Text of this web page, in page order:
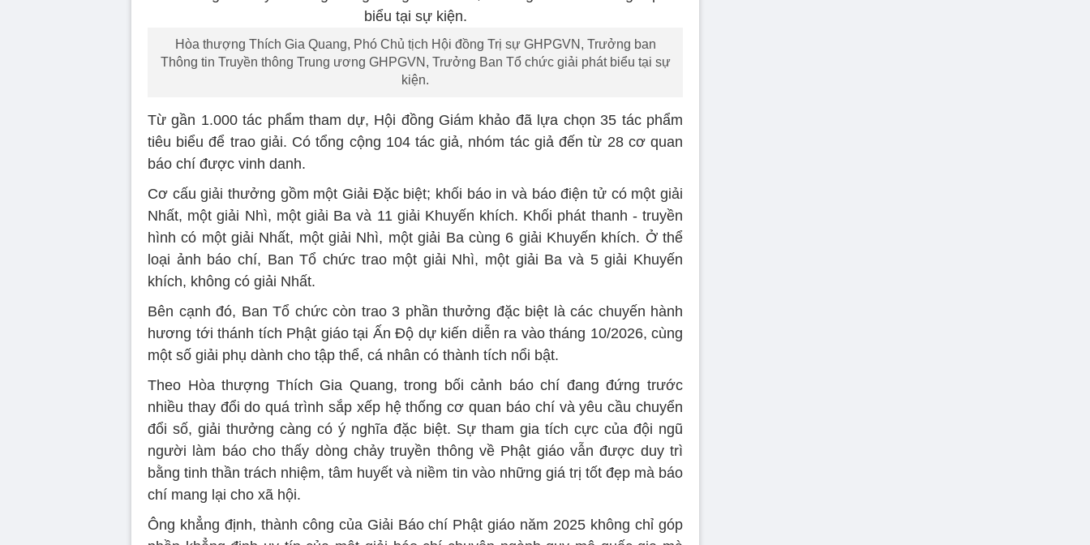
Hòa thượng Thích Gia Quang, Phó Chủ tịch Hội đồng Trị sự GHPGVN, Trưởng ban
Thông tin Truyền thông Trung ương GHPGVN, Trưởng Ban Tổ chức giải phát biểu tại sự
kiện.
Từ gần 1.000 tác phẩm tham dự, Hội đồng Giám khảo đã lựa chọn 35 tác phẩm
tiêu biểu để trao giải. Có tổng cộng 104 tác giả, nhóm tác giả đến từ 28 cơ quan
báo chí được vinh danh.
Cơ cấu giải thưởng gồm một Giải Đặc biệt; khối báo in và báo điện tử có một giải
Nhất, một giải Nhì, một giải Ba và 11 giải Khuyến khích. Khối phát thanh - truyền
hình có một giải Nhất, một giải Nhì, một giải Ba cùng 6 giải Khuyến khích. Ở thể
loại ảnh báo chí, Ban Tổ chức trao một giải Nhì, một giải Ba và 5 giải Khuyến
khích, không có giải Nhất.
Bên cạnh đó, Ban Tổ chức còn trao 3 phần thưởng đặc biệt là các chuyến hành
hương tới thánh tích Phật giáo tại Ấn Độ dự kiến diễn ra vào tháng 10/2026, cùng
một số giải phụ dành cho tập thể, cá nhân có thành tích nổi bật.
Theo Hòa thượng Thích Gia Quang, trong bối cảnh báo chí đang đứng trước
nhiều thay đổi do quá trình sắp xếp hệ thống cơ quan báo chí và yêu cầu chuyển
đổi số, giải thưởng càng có ý nghĩa đặc biệt. Sự tham gia tích cực của đội ngũ
người làm báo cho thấy dòng chảy truyền thông về Phật giáo vẫn được duy trì
bằng tinh thần trách nhiệm, tâm huyết và niềm tin vào những giá trị tốt đẹp mà báo
chí mang lại cho xã hội.
Ông khẳng định, thành công của Giải Báo chí Phật giáo năm 2025 không chỉ góp